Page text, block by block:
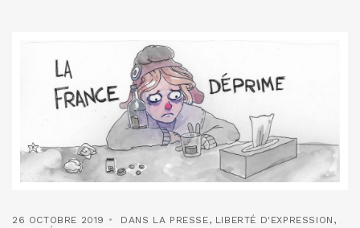
26 OCTOBRE 2019 DANS LA PRESSE, LIBERTÉ D'EXPRESSION ,